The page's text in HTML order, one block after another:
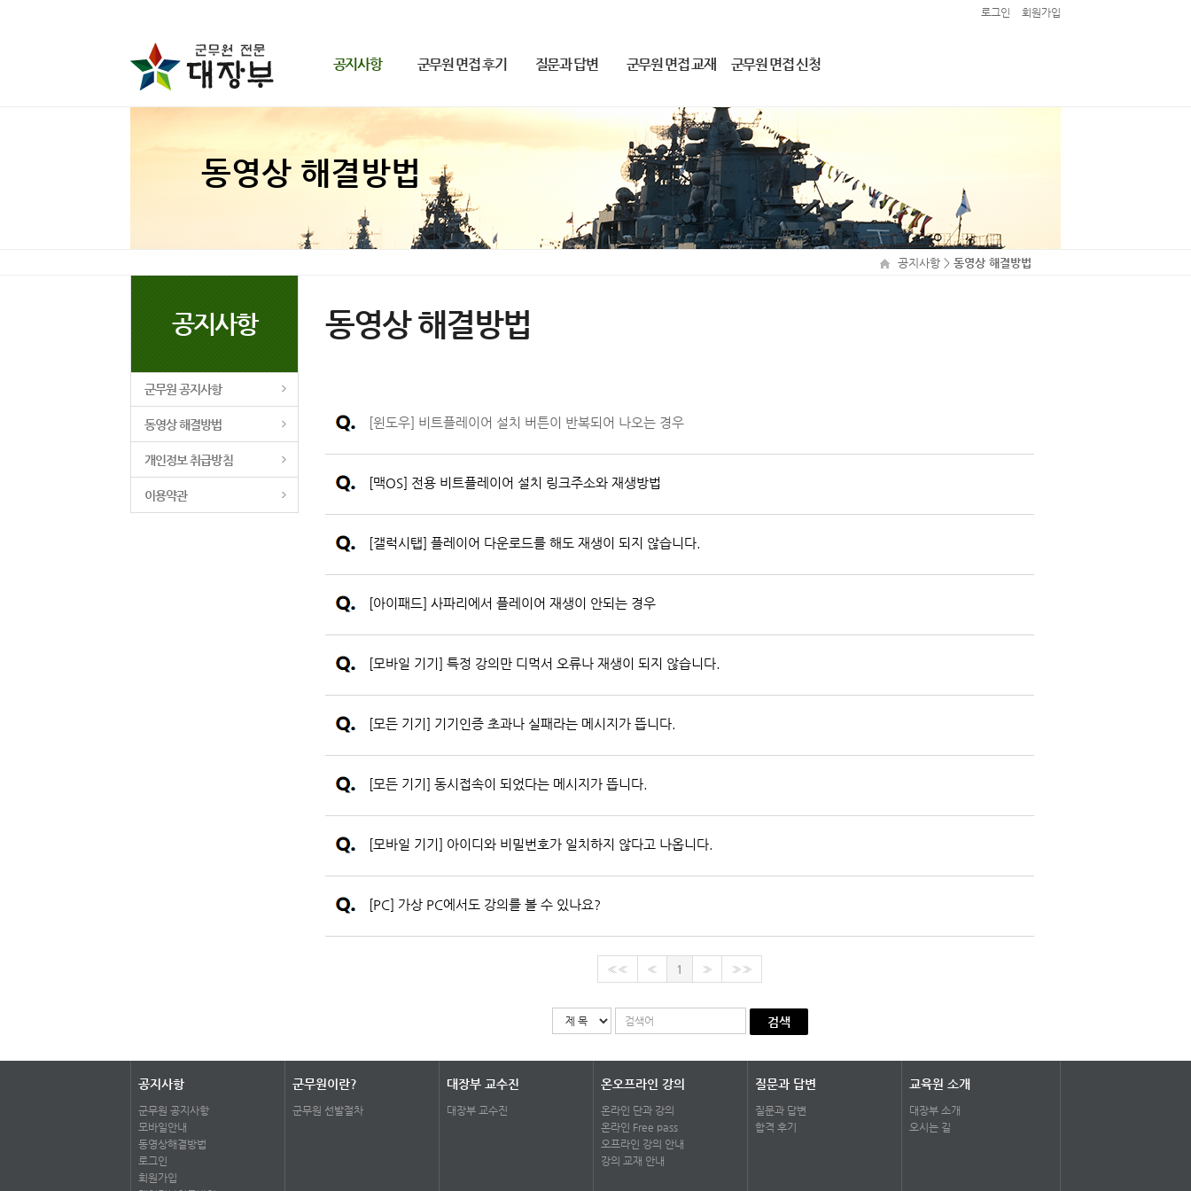
로그인 회원가입
공지사항
동영상 해결방법
개인정보 취급방침
군무원 면접 후기 질문과 답변
동영상 해결방법
군무원 면접 교재
군무원 면접 교재
군무원 면접 신청
2026 군무원 면접 신청
2025 얼리버드 면접 1차 (마
감)
동영상 해결방법
공지사항 > 동영상 해결방법
공지사항
군무원 공지사항
동영상 해결방법
개인정보 취급방침
이용약관
동영상 해결방법
[윈도우] 비트플레이어 설치 버튼이 반복되어 나오는 경우
[맥OS] 전용 비트플레이어 설치 링크주소와 재생방법
[갤럭시탭] 플레이어 다운로드를 해도 재생이 되지 않습니다.
[아이패드] 사파리에서 플레이어 재생이 안되는 경우
[모바일 기기] 특정 강의만 디먹서 오류나 재생이 되지 않습니다.
[모든 기기] 기기인증 초과나 실패라는 메시지가 뜹니다.
[모든 기기] 동시접속이 되었다는 메시지가 뜹니다.
[모바일 기기] 아이디와 비밀번호가 일치하지 않다고 나옵니다.
[PC] 가상 PC에서도 강의를 볼 수 있나요?
«« « 1 » »»
검색
공지사항
군무원 공지사항
모바일안내
동영상해결방법
로그인
회원가입
군무원이란?
군무원 선발절차
대장부 교수진
대장부 교수진
온오프라인 강의
온라인 단과 강의
온라인 Free pass
오프라인 강의 안내
강의 교재 안내
질문과 답변
질문과 답변
합격 후기
교육원 소개
대장부 소개
오시는 길